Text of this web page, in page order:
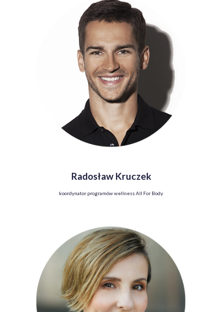
Radosław Kruczek
koordynator programów wellness All For Body